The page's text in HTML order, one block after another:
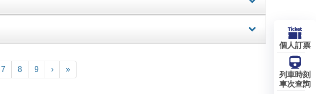
7 8 9 › »
個人訂票
列車時刻
車次查詢